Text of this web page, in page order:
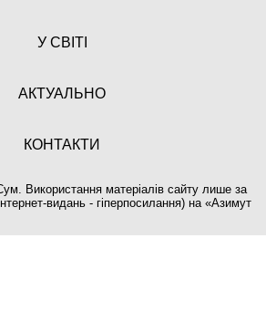
У СВІТІ
АКТУАЛЬНО
КОНТАКТИ
Використання матеріалів сайту лише за
видань - гіперпосилання) на «Азимут